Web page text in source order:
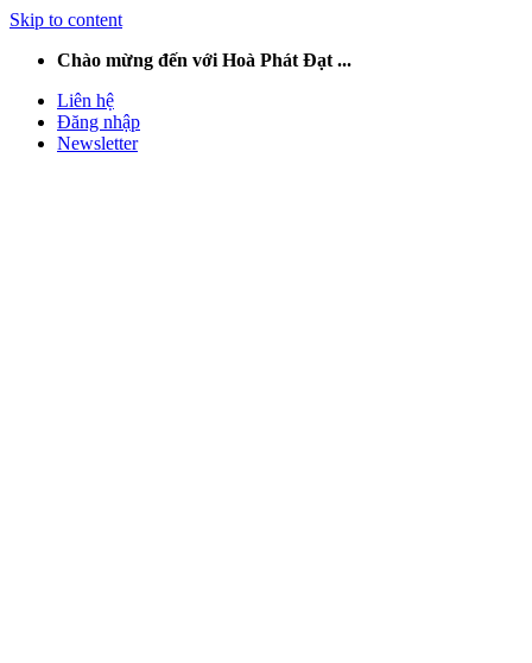
Skip to content
Chào mừng đến với Hoà Phát Đạt ...
Liên hệ
Đăng nhập
Newsletter